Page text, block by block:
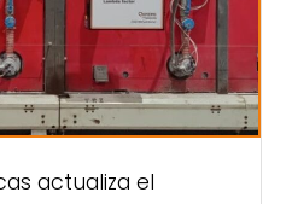
actualiza el